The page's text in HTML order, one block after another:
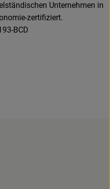
Unternehmen in
zertifiziert.
BCD
verbraucher
www.facebook.com/
https://www.instagram.com/